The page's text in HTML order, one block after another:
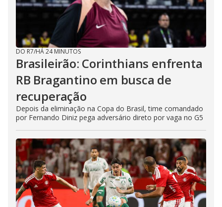
DO R7/HÁ 24 MINUTOS
Brasileirão: Corinthians enfrenta
RB Bragantino em busca de
recuperação
Depois da eliminação na Copa do Brasil, time comandado
por Fernando Diniz pega adversário direto por vaga no G5